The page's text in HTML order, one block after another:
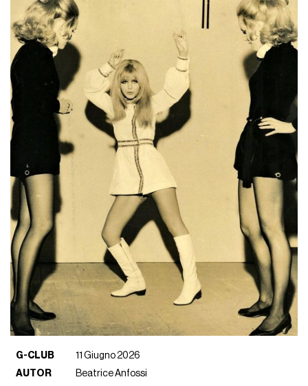
G-CLUB
11 Giugno 2026
AUTOR
Beatrice Anfossi